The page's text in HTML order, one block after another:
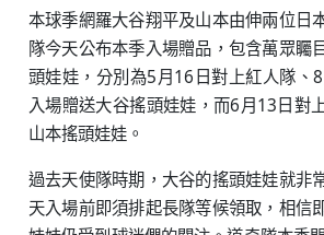
本球季網羅大谷翔平及山本由伸兩位日
隊今天公布本季入場贈品，包含萬眾矚
頭娃娃，分別為5月16日對上紅人隊、
入場贈送大谷搖頭娃娃，而6月13日對
山本搖頭娃娃。
過去天使隊時期，大谷的搖頭娃娃就非
天入場前即須排起長隊等候領取，相信